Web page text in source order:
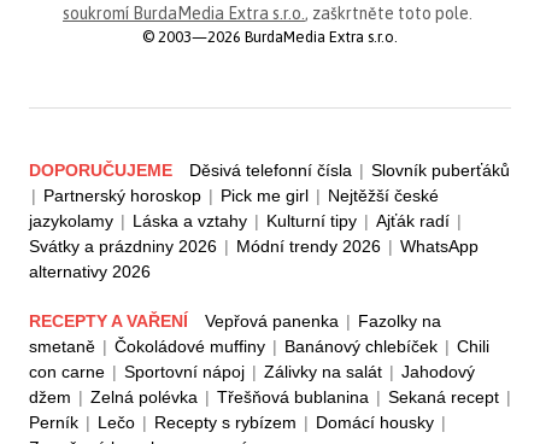
soukromí BurdaMedia Extra s.r.o. , zaškrtněte toto pole.
© 2003—2026 BurdaMedia Extra s.r.o.
DOPORUČUJEME Děsivá telefonní čísla | Slovník puberťáků
| Partnerský horoskop | Pick me girl | Nejtěžší české
jazykolamy | Láska a vztahy | Kulturní tipy | Ajťák radí |
Svátky a prázdniny 2026 | Módní trendy 2026 | WhatsApp
alternativy 2026
RECEPTY A VAŘENÍ Vepřová panenka | Fazolky na
smetaně | Čokoládové muffiny | Banánový chlebíček | Chili
con carne | Sportovní nápoj | Zálivky na salát | Jahodový
džem | Zelná polévka | Třešňová bublanina | Sekaná recept |
Perník | Lečo | Recepty s rybízem | Domácí housky |